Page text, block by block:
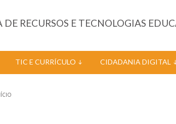
DE RECURSOS E TECNOLOGIAS
TIC E CURRÍCULO CIDADANIA DIGITAL